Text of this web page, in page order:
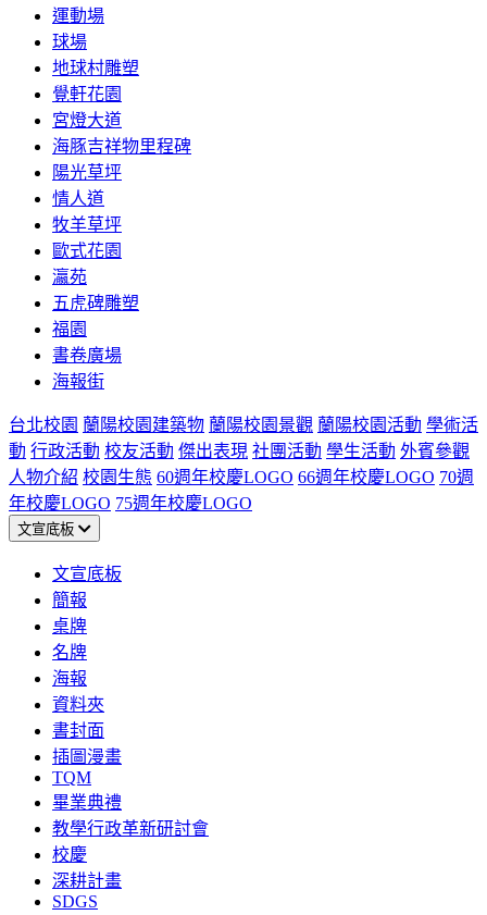
運動場
球場
地球村雕塑
覺軒花園
宮燈大道
海豚吉祥物里程碑
陽光草坪
情人道
牧羊草坪
歐式花園
瀛苑
五虎碑雕塑
福園
書卷廣場
海報街
台北校園 蘭陽校園建築物 蘭陽校園景觀 蘭陽校園活動 學術活
動 行政活動 校友活動 傑出表現 社團活動 學生活動 外賓參觀
人物介紹 校園生態 60週年校慶LOGO 66週年校慶LOGO 70週
年校慶LOGO 75週年校慶LOGO
文宣底板
文宣底板
簡報
桌牌
名牌
海報
資料夾
書封面
插圖漫畫
TQM
畢業典禮
教學行政革新研討會
校慶
深耕計畫
SDGS